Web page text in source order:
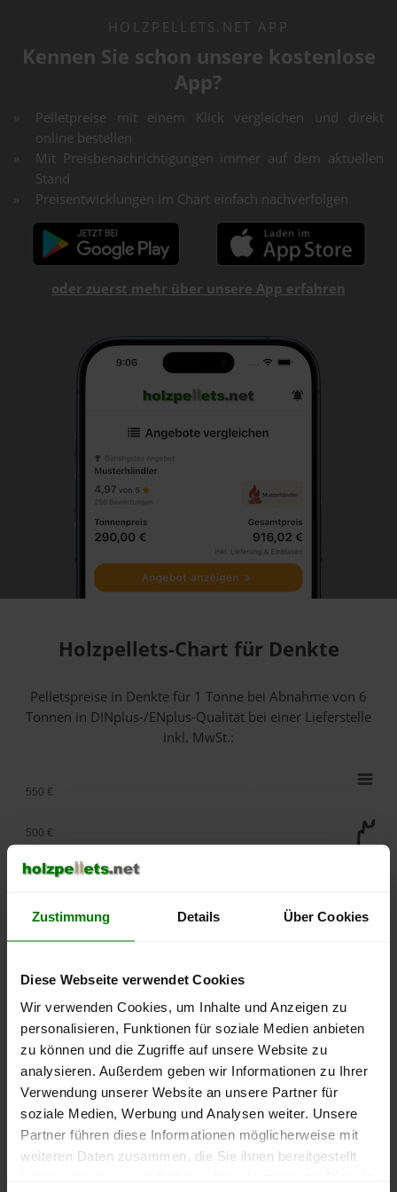
Zustimmung Details Über Cookies
Diese Webseite verwendet Cookies
Wir verwenden Cookies, um Inhalte und Anzeigen zu
personalisieren, Funktionen für soziale Medien anbieten
zu können und die Zugriffe auf unsere Website zu
analysieren. Außerdem geben wir Informationen zu Ihrer
Verwendung unserer Website an unsere Partner für
soziale Medien, Werbung und Analysen weiter. Unsere
Partner führen diese Informationen möglicherweise mit
weiteren Daten zusammen, die Sie ihnen bereitgestellt
HOLZPELLETS.NET APP
Kennen Sie schon unsere kostenlose
App?
Pelletpreise mit einem Klick vergleichen und direkt
online bestellen
Mit Preisbenachrichtigungen immer auf dem aktuellen
Stand
Preisentwicklungen im Chart einfach nachverfolgen
oder zuerst mehr über unsere App erfahren
Holzpellets-Chart für Denkte
Pelletspreise in Denkte für 1 Tonne bei Abnahmevon 6
Tonnen in DINplus-/ENplus-Qualität bei einer Lieferstelle
inkl. MwSt.:
lose Ware Sackware
September
Januar
Mai
250 €
400 €
450 €
500 €
550 €
Die aktuelle Preisentwicklung für Holzpellets in Deutschland
können Sie jederzeit auf unsererPelletspreise-Seite
nachvollziehen.